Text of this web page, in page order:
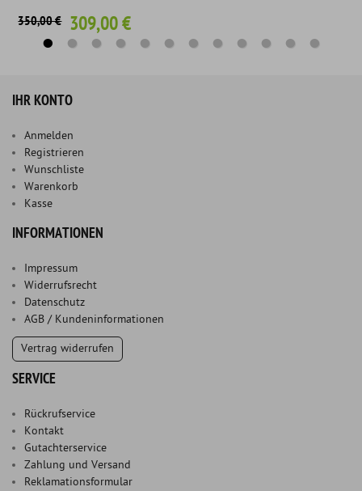
350,00 € 309,00 €
IHR KONTO
Anmelden
Registrieren
Wunschliste
Warenkorb
Kasse
INFORMATIONEN
Impressum
Widerrufsrecht
Datenschutz
AGB / Kundeninformationen
Vertrag widerrufen
SERVICE
Rückrufservice
Kontakt
Gutachterservice
Zahlung und Versand
Reklamationsformular